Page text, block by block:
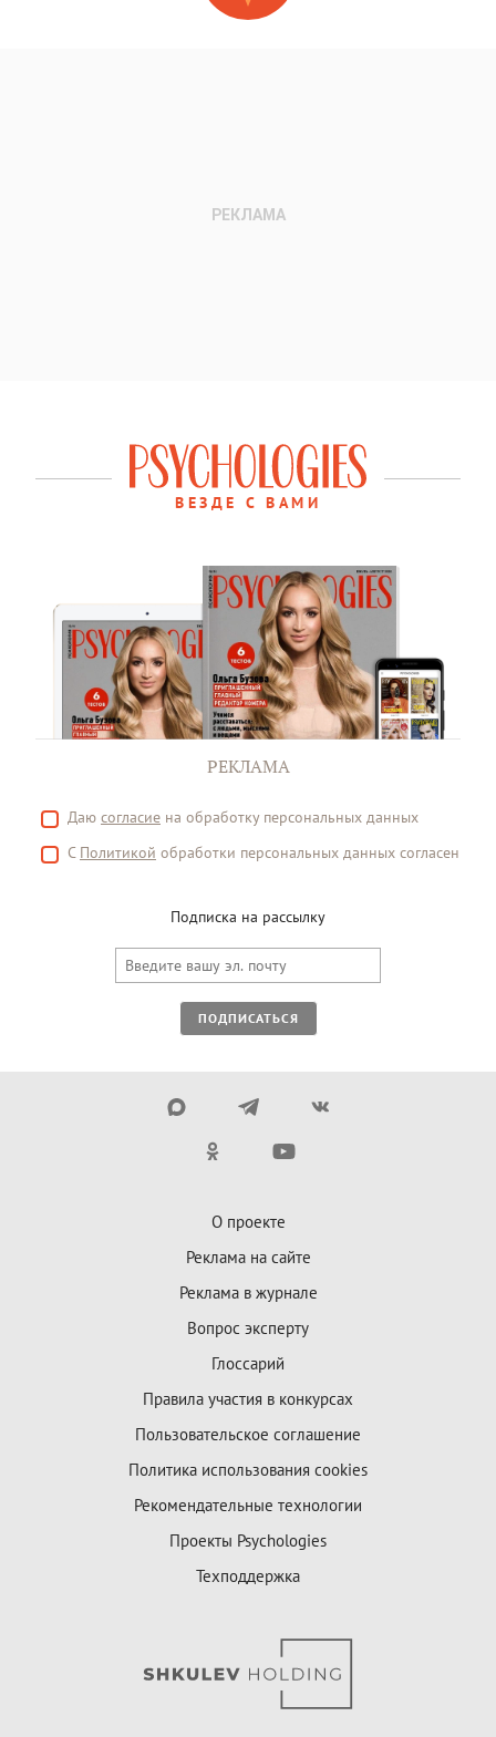
ВЕЗДЕ С ВАМИ
РЕКЛАМА
Даю согласие на обработку персональных данных
С Политикой обработки персональных данных согласен
Подписка на рассылку
ПОДПИСАТЬСЯ
О проекте
Реклама на сайте
Реклама в журнале
Вопрос эксперту
Глоссарий
Правила участия в конкурсах
Пользовательское соглашение
Политика использования cookies
Рекомендательные технологии
Проекты Psychologies
Техподдержка